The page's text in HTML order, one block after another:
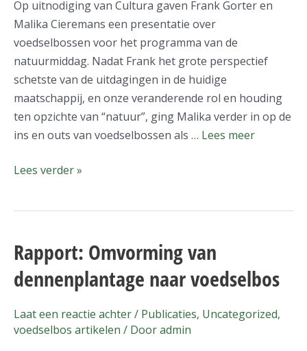
Op uitnodiging van Cultura gaven Frank Gorter en
Malika Cieremans een presentatie over
voedselbossen voor het programma van de
natuurmiddag. Nadat Frank het grote perspectief
schetste van de uitdagingen in de huidige
maatschappij, en onze veranderende rol en houding
ten opzichte van “natuur”, ging Malika verder in op de
ins en outs van voedselbossen als … Lees meer
Cultura
Lees verder »
Rapport: Omvorming van
dennenplantage naar voedselbos
Laat een reactie achter/ Publicaties, Uncategorized,
voedselbos artikelen / Dooradmin
Rapport:
Omvorming
van
naar